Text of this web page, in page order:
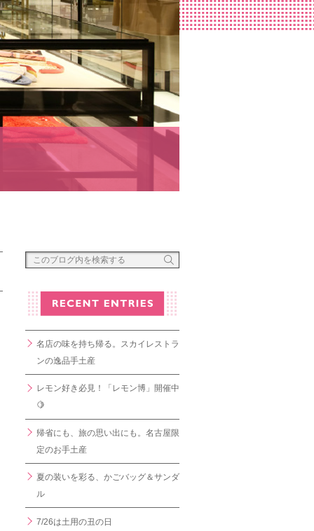
名店の味を持ち帰る。スカイレストラ
ンの逸品手土産
レモン好き必見！「レモン博」開催中
🍋
帰省にも、旅の思い出にも。名古屋限
定のお手土産
夏の装いを彩る、かごバッグ＆サンダ
ル
7/26は土用の丑の日